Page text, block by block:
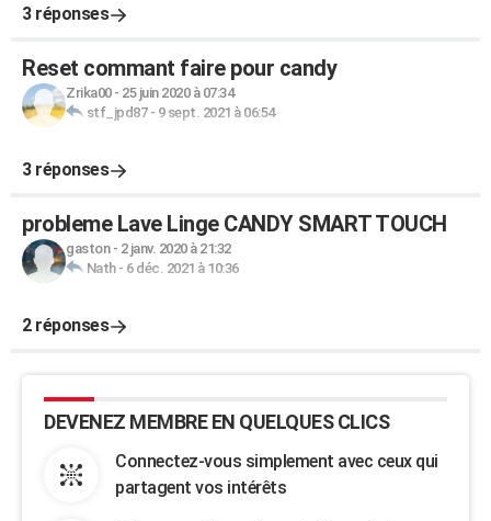
3 réponses
Reset commant faire pour candy
Zrika00- 25 juin 2020 à 07:34
stf_jpd87- 9 sept. 2021 à 06:54
3 réponses
probleme Lave Linge CANDY SMART TOUCH
gaston- 2 janv. 2020 à 21:32
Nath- 6 déc. 2021 à 10:36
2 réponses
DEVENEZ MEMBRE EN QUELQUES CLICS
Connectez-vous simplement avec ceux qui
partagent vos intérêts